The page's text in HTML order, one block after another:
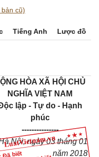
cũ)
Tiếng Anh Lược đồ
HÒA XÃ HỘI CHỦ
NGHĨA VIỆT NAM
lập - Tự do - Hạnh
phúc
---------------
Nội, ngày03tháng01
năm 2018